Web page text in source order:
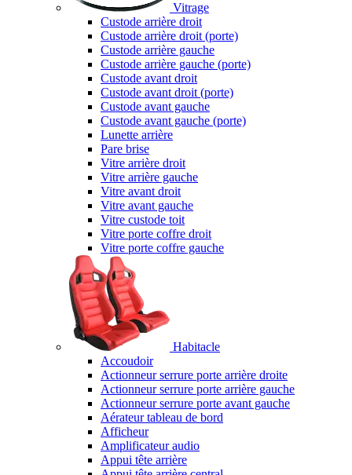
Vitrage
Custode arrière droit
Custode arrière droit (porte)
Custode arrière gauche
Custode arrière gauche (porte)
Custode avant droit
Custode avant droit (porte)
Custode avant gauche
Custode avant gauche (porte)
Lunette arrière
Pare brise
Vitre arrière droit
Vitre arrière gauche
Vitre avant droit
Vitre avant gauche
Vitre custode toit
Vitre porte coffre droit
Vitre porte coffre gauche
Habitacle
Accoudoir
Actionneur serrure porte arrière droite
Actionneur serrure porte arrière gauche
Actionneur serrure porte avant gauche
Aérateur tableau de bord
Afficheur
Amplificateur audio
Appui tête arrière